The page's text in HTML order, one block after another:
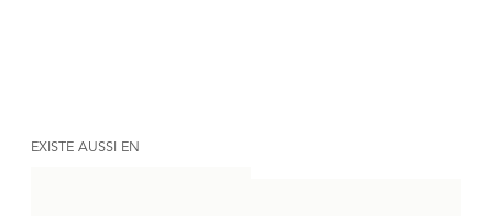
EXISTE AUSSI EN